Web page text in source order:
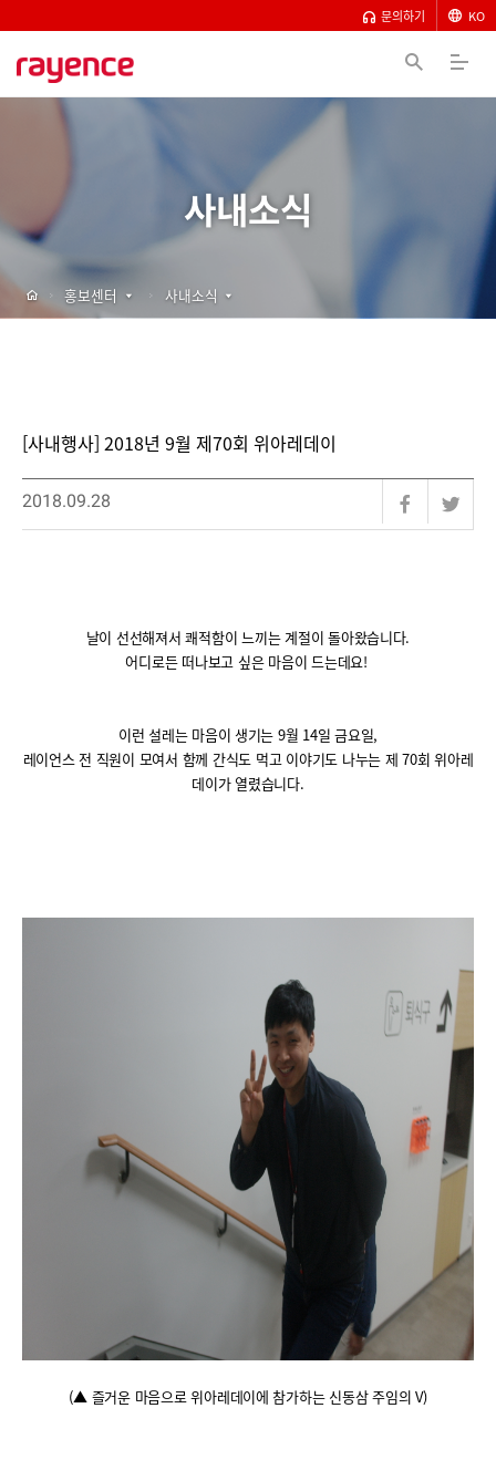
문의하기 KO
사내소식
[사내행사] 2018년 9월 제70회 위아레데이
2018.09.28
날이 선선해져서 쾌적함이 느끼는 계절이 돌아왔습니다.
어디로든 떠나보고 싶은 마음이 드는데요!
이런 설레는 마음이 생기는 9월 14일 금요일,
레이언스 전 직원이 모여서 함께 간식도 먹고 이야기도 나누는 제70회 위아레
데이가 열렸습니다.
(▲ 즐거운 마음으로 위아레데이에 참가하는 신동삼 주임의V)